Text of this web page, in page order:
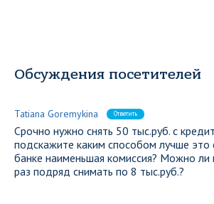
Обсуждения посетителей
Tatiana Goremykina Ответить
Срочно нужно снять 50 тыс.руб. с
подскажите каким способом лучше это
банке наименьшая комиссия? Можно ли
раз подряд снимать по 8 тыс.руб.?